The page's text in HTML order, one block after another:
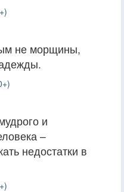
не морщины,
и
–
недостатки в